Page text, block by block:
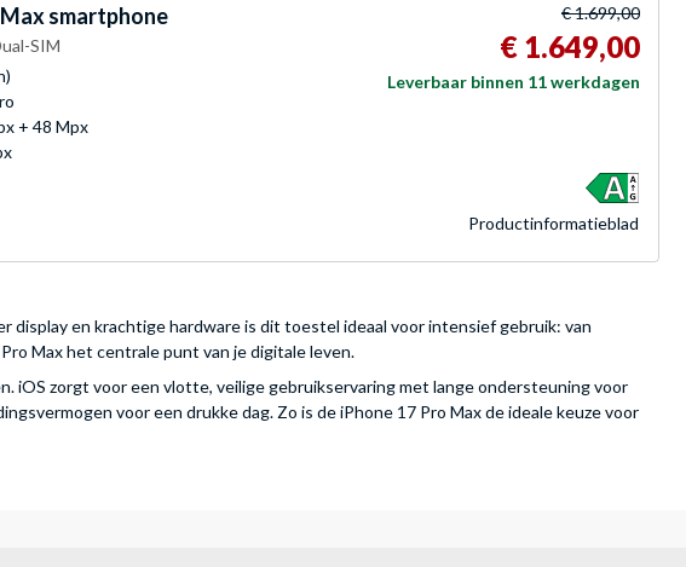
smartphone
SIM
+ 48 Mpx
€ 1.699,00
€ 1.649,00
Leverbaar binnen 11 werkdagen
Product­informatieblad
en krachtige hardware is dit toestel ideaal voor intensief gebruik: van
Max het centrale punt van je digitale leven.
iOS zorgt voor een vlotte, veilige gebruikservaring met lange ondersteuning voor
voor een drukke dag. Zo is de iPhone 17 Pro Max de ideale keuze voor